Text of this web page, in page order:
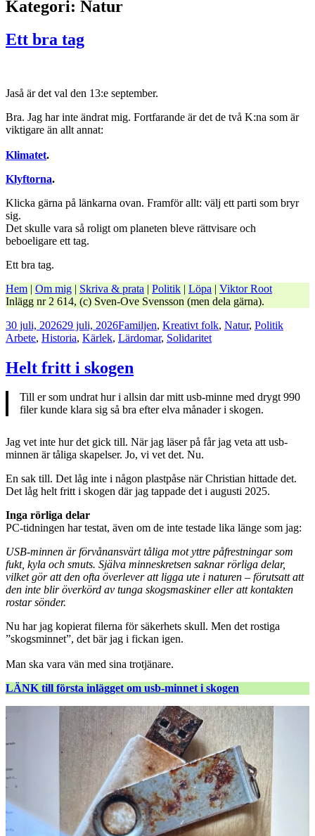
Kategori: Natur
Ett bra tag
Jaså är det val den 13:e september.
Bra. Jag har inte ändrat mig. Fortfarande är det de två K:na som är
viktigare än allt annat:
Klimatet.
Klyftorna.
Klicka gärna på länkarna ovan. Framför allt: välj ett parti som bryr
sig.
Det skulle vara så roligt om planeten bleve rättvisare och
beboeligare ett tag.
Ett bra tag.
Hem | Om mig | Skriva & prata | Politik | Löpa | Viktor Root
Inlägg nr 2 614, (c) Sven-Ove Svensson (men dela gärna).
Postat
30 juli, 202629 juli, 2026Kategorier
Familjen, Kreativt folk, Natur, PolitikTaggar
Arbete, Historia, Kärlek, Lärdomar, Solidaritet
Helt fritt i skogen
Till er som undrat hur i allsin dar mitt usb-minne med drygt 990
filer kunde klara sig så bra efter elva månader i skogen.
Jag vet inte hur det gick till. När jag läser på får jag veta att usb-
minnen är tåliga skapelser. Jo, vi vet det. Nu.
En sak till. Det låg inte i någon plastpåse när Christian hittade det.
Det låg helt fritt i skogen där jag tappade det i augusti 2025.
Inga rörliga delar
PC-tidningen har testat, även om de inte testade lika länge som jag:
USB-minnen är förvånansvärt tåliga mot yttre påfrestningar som
fukt, kyla och smuts. Själva minneskretsen saknar rörliga delar,
vilket gör att den ofta överlever att ligga ute i naturen – förutsatt att
den inte blir överkörd av tunga skogsmaskiner eller att kontakten
rostar sönder.
Nu har jag kopierat filerna för säkerhets skull. Men det rostiga
”skogsminnet”, det bär jag i fickan igen.
Man ska vara vän med sina trotjänare.
LÄNK till första inlägget om usb-minnet i skogen